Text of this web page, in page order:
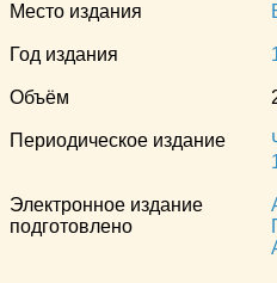
Место издания
Год издания
Объём
Периодическое издание
Электронное издание
подготовлено